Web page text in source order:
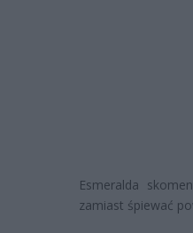
Esmeralda
zamiast śpiewać